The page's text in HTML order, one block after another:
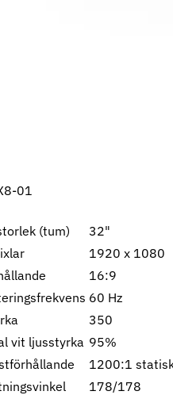
01
(tum)
32"
1920 x 1080
16:9
60 Hz
350
vit ljusstyrka 95%
1200:1
178/178